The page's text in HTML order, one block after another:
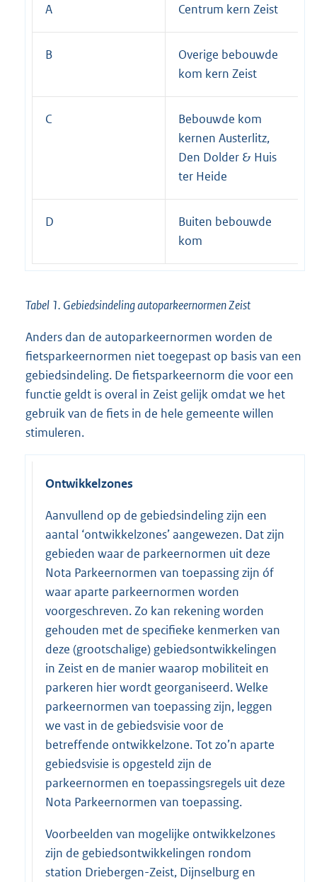
A Centrum kern Zeist
B
Overige bebouwde
kom kern Zeist
C
Bebouwde kom
kernen Austerlitz,
Den Dolder & Huis
ter Heide
D
Buiten bebouwde
kom
Tabel 1. Gebiedsindeling autoparkeernormen Zeist
Anders dan de autoparkeernormen worden de
fietsparkeernormen niet toegepast op basis van een
gebiedsindeling. De fietsparkeernorm die voor een
functie geldt is overal in Zeist gelijk omdat we het
gebruik van de fiets in de hele gemeente willen
stimuleren.
Ontwikkelzones
Aanvullend op de gebiedsindeling zijn een
aantal ‘ontwikkelzones’ aangewezen. Dat zijn
gebieden waar de parkeernormen uit deze
Nota Parkeernormen van toepassing zijn óf
waar aparte parkeernormen worden
voorgeschreven. Zo kan rekening worden
gehouden met de specifieke kenmerken van
deze (grootschalige) gebiedsontwikkelingen
in Zeist en de manier waarop mobiliteit en
parkeren hier wordt georganiseerd. Welke
parkeernormen van toepassing zijn, leggen
we vast in de gebiedsvisie voor de
betreffende ontwikkelzone. Tot zo’n aparte
gebiedsvisie is opgesteld zijn de
parkeernormen en toepassingsregels uit deze
Nota Parkeernormen van toepassing.
Voorbeelden van mogelijke ontwikkelzones
zijn de gebiedsontwikkelingen rondom
station Driebergen-Zeist, Dijnselburg en